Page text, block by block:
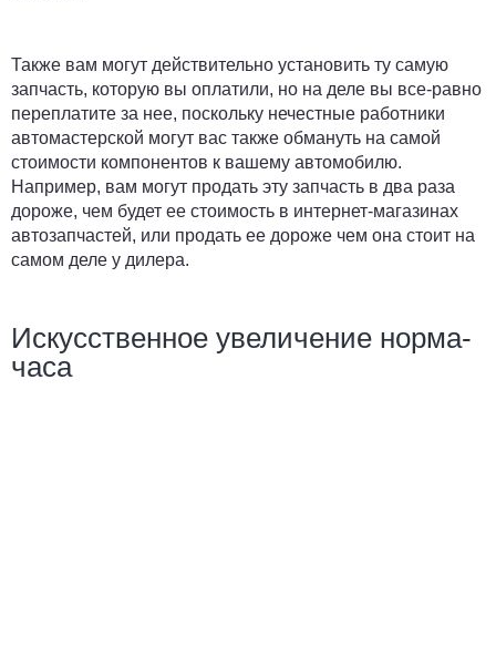
Также вам могут действительно установить ту самую
запчасть, которую вы оплатили, но на деле вы все-равно
переплатите за нее, поскольку нечестные работники
автомастерской могут вас также обмануть на самой
стоимости компонентов к вашему автомобилю.
Например, вам могут продать эту запчасть в два раза
дороже, чем будет ее стоимость в интернет-магазинах
автозапчастей, или продать ее дороже чем она стоит на
самом деле у дилера.
Искусственное увеличение норма-
часа